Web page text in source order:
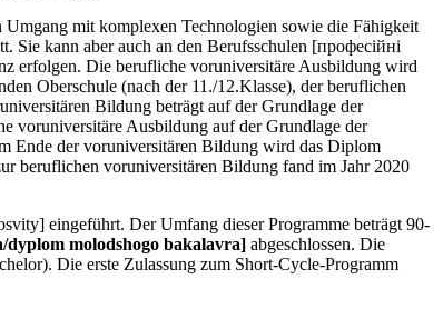
mit komplexen Technologien sowie die Fähigkeit
kann aber auch an den Berufsschulen [професійні
erfolgen. Die berufliche voruniversitäre Ausbildung wird
Oberschule (nach der 11./12.Klasse), der beruflichen
Bildung beträgt auf der Grundlage der
voruniversitäre Ausbildung auf der Grundlage der
Ende der voruniversitären Bildung wird das Diplom
beruflichen voruniversitären Bildung fand im Jahr 2020
eingeführt. Der Umfang dieser Programme beträgt 90-
molodshogo bakalavra] abgeschlossen. Die
Die erste Zulassung zum Short-Cycle-Programm